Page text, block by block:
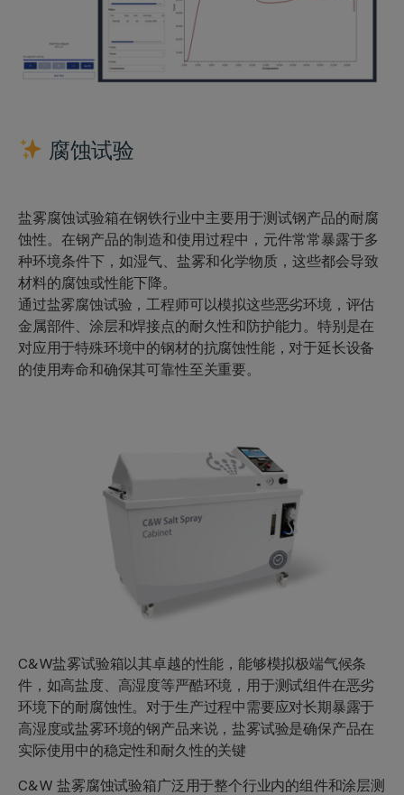
腐蚀试验
盐雾腐蚀试验箱在钢铁行业中主要用于测试钢产品的耐腐
蚀性。在钢产品的制造和使用过程中，元件常常暴露于多
种环境条件下，如湿气、盐雾和化学物质，这些都会导致
材料的腐蚀或性能下降。
通过盐雾腐蚀试验，工程师可以模拟这些恶劣环境，评估
金属部件、涂层和焊接点的耐久性和防护能力。特别是在
对应用于特殊环境中的钢材的抗腐蚀性能，对于延长设备
的使用寿命和确保其可靠性至关重要。
C&W盐雾试验箱以其卓越的性能，能够模拟极端气候条
件，如高盐度、高湿度等严酷环境，用于测试组件在恶劣
环境下的耐腐蚀性。对于生产过程中需要应对长期暴露于
高湿度或盐雾环境的钢产品来说，盐雾试验是确保产品在
实际使用中的稳定性和耐久性的关键
C&W 盐雾腐蚀试验箱广泛用于整个行业内的组件和涂层测